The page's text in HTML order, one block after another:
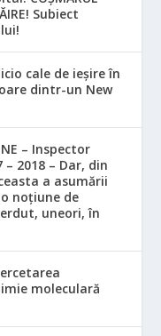
Subiect
cale de ieșire în
dintr-un New
– Inspector
– 2018 – Dar, din
a asumării
noţiune de
uneori, în
moleculară